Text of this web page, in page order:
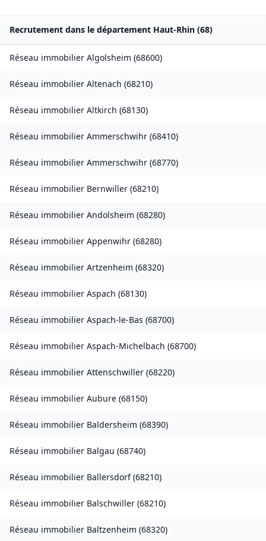
Recrutement dans le département Haut-Rhin (68)
Réseau immobilier Algolsheim (68600)
Réseau immobilier Altenach (68210)
Réseau immobilier Altkirch (68130)
Réseau immobilier Ammerschwihr (68410)
Réseau immobilier Ammerschwihr (68770)
Réseau immobilier Bernwiller (68210)
Réseau immobilier Andolsheim (68280)
Réseau immobilier Appenwihr (68280)
Réseau immobilier Artzenheim (68320)
Réseau immobilier Aspach (68130)
Réseau immobilier Aspach-le-Bas (68700)
Réseau immobilier Aspach-Michelbach (68700)
Réseau immobilier Attenschwiller (68220)
Réseau immobilier Aubure (68150)
Réseau immobilier Baldersheim (68390)
Réseau immobilier Balgau (68740)
Réseau immobilier Ballersdorf(68210)
Réseau immobilier Balschwiller (68210)
Réseau immobilier Baltzenheim (68320)